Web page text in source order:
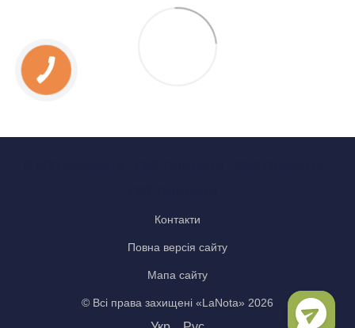
Контакти
Повна версія сайту
Мапа сайту
© Всі права захищені «LaNota» 2026